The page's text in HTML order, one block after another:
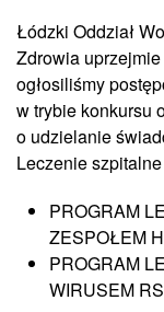
Łódzki Oddział
Zdrowia
ogłosiliśmy
w trybie konkursu
o udzielanie
Leczenie
PROGRAM
ZESPOŁEM
PROGRAM
WIRUSEM RS